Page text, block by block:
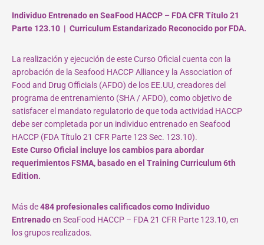
Individuo Entrenado en SeaFood HACCP – FDA CFR Título 21
Parte 123.10 | Curriculum Estandarizado Reconocido por FDA.
La realización y ejecución de este Curso Oficial cuenta con la
aprobación de la Seafood HACCP Alliance y la Association of
Food and Drug Officials (AFDO) de los EE.UU, creadores del
programa de entrenamiento (SHA / AFDO), como objetivo de
satisfacer el mandato regulatorio de que toda actividad HACCP
debe ser completada por un individuo entrenado en Seafood
HACCP (FDA Título 21 CFR Parte 123 Sec. 123.10).
Este Curso Oficial incluye los cambios para abordar
requerimientos FSMA, basado en el Training Curriculum 6th
Edition.
Más de484 profesionales calificados como Individuo
Entrenadoen SeaFood HACCP – FDA 21 CFR Parte 123.10, en
los grupos realizados.